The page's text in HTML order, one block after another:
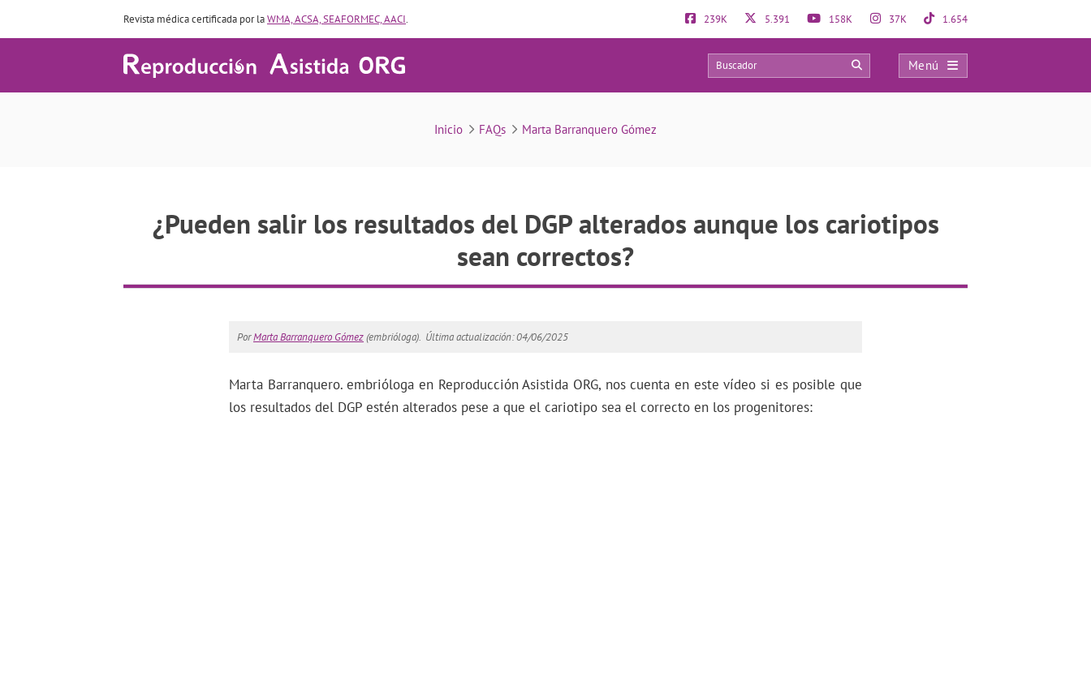
Revista médica certificada por laWMA, ACSA, SEAFORMEC, AACI. 239K 5.391 158K 37K 1.654
Menú
FAQs
138 0
Inicio FAQs Marta Barranquero Gómez
¿Pueden salir los resultados del DGP alterados aunque los cariotipos
sean correctos?
PorMarta Barranquero Gómez(embrióloga). Última actualización: 04/06/2025
Marta Barranquero. embrióloga en Reproducción Asistida ORG, nos cuenta en este vídeo si es posible que
los resultados del DGP estén alterados pese a que el cariotipo sea el correcto en los progenitores: